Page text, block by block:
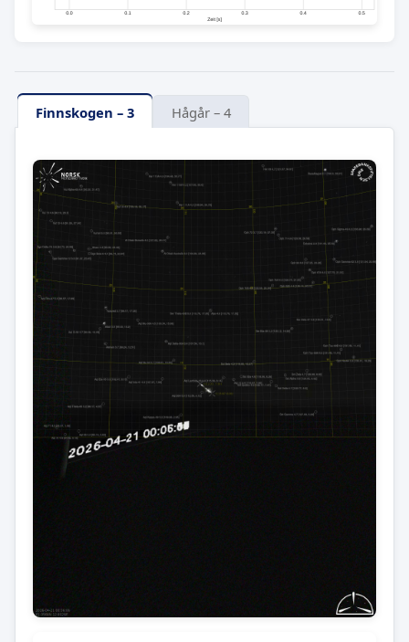
Finnskogen – 3 Hågår – 4